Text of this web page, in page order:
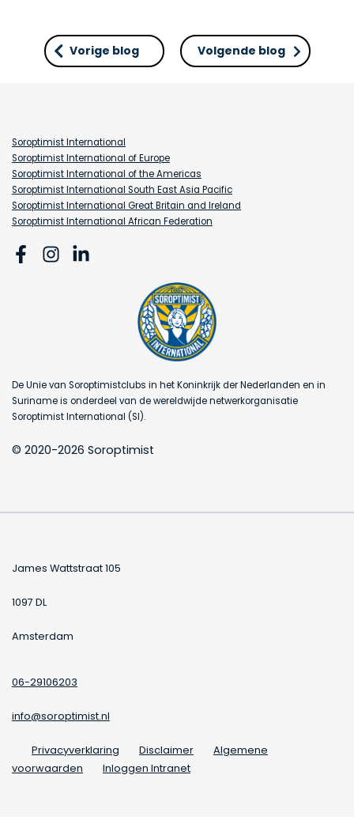
Vorige blog Volgende blog
Soroptimist International
Soroptimist International of Europe
Soroptimist International of the Americas
Soroptimist International South East Asia Pacific
Soroptimist International Great Britain and Ireland
Soroptimist International African Federation
De Unie van Soroptimistclubs in het Koninkrijk der Nederlanden en in
Suriname is onderdeel van de wereldwijde netwerkorganisatie
Soroptimist International (SI).
© 2020-2026 Soroptimist
James Wattstraat 105
1097 DL
Amsterdam
06-29106203
info@soroptimist.nl
Privacyverklaring Disclaimer
Algemene
voorwaarden
Inloggen Intranet